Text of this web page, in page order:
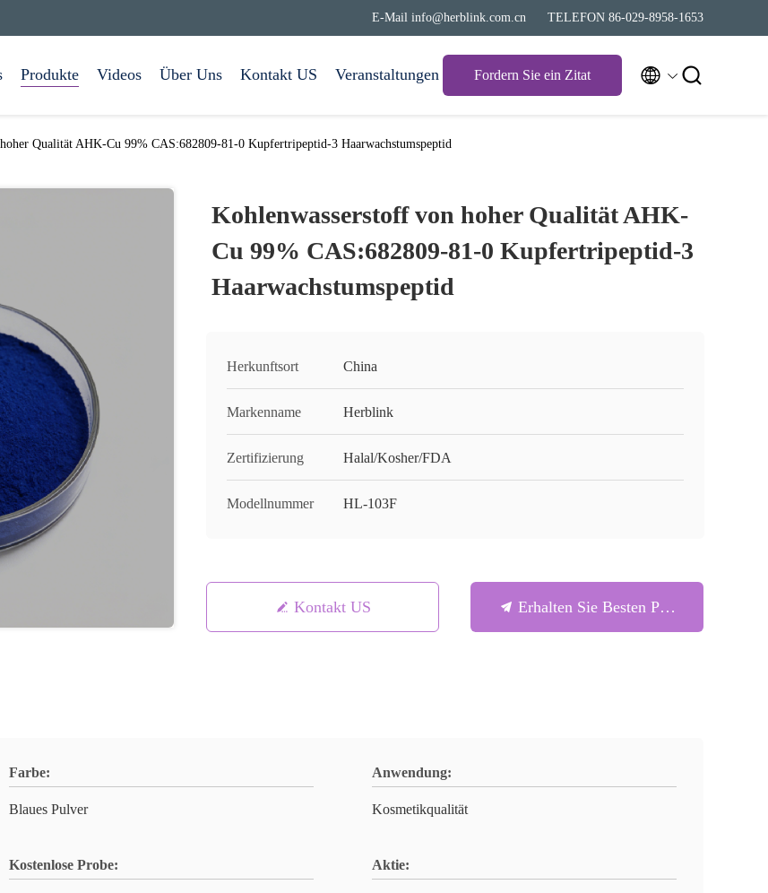
E-Mail info@herblink.com.cn TELEFON 86-029-8958-1653
Produkte Videos Über Uns Kontakt US Veranstaltungen Fordern Sie ein Zitat  
Qualität AHK-Cu 99% CAS:682809-81-0 Kupfertripeptid-3 Haarwachstumspeptid
Kohlenwasserstoff von hoher Qualität AHK-
Cu 99% CAS:682809-81-0 Kupfertripeptid-3
Haarwachstumspeptid
Herkunftsort China
Markenname Herblink
Zertifizierung Halal/Kosher/FDA
Modellnummer HL-103F
Kontakt US Erhalten Sie Besten Preis
Farbe:
Blaues Pulver
Anwendung:
Kosmetikqualität
Kostenlose Probe: Aktie: